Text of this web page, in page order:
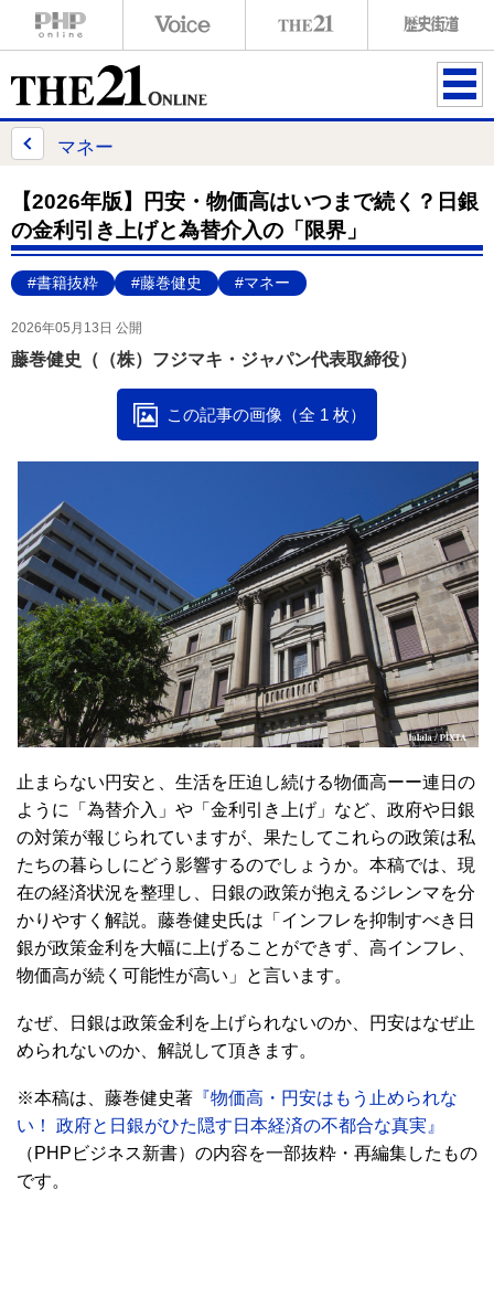
ME
マネー
【2026年版】円安・物価高はいつまで続く？日銀
の金利引き上げと為替介入の「限界」
#書籍抜粋 #藤巻健史 #マネー
2026年05月13日 公開
藤巻健史（（株）フジマキ・ジャパン代表取締役）
この記事の画像（全 1 枚）
止まらない円安と、生活を圧迫し続ける物価高ーー連日の
ように「為替介入」や「金利引き上げ」など、政府や日銀
の対策が報じられていますが、果たしてこれらの政策は私
たちの暮らしにどう影響するのでしょうか。本稿では、現
在の経済状況を整理し、日銀の政策が抱えるジレンマを分
かりやすく解説。藤巻健史氏は「インフレを抑制すべき日
銀が政策金利を大幅に上げることができず、高インフレ、
物価高が続く可能性が高い」と言います。
なぜ、日銀は政策金利を上げられないのか、円安はなぜ止
められないのか、解説して頂きます。
※本稿は、藤巻健史著 『物価高・円安はもう止められな
い！ 政府と日銀がひた隠す日本経済の不都合な真実』
（PHPビジネス新書）の内容を一部抜粋・再編集したもの
です。